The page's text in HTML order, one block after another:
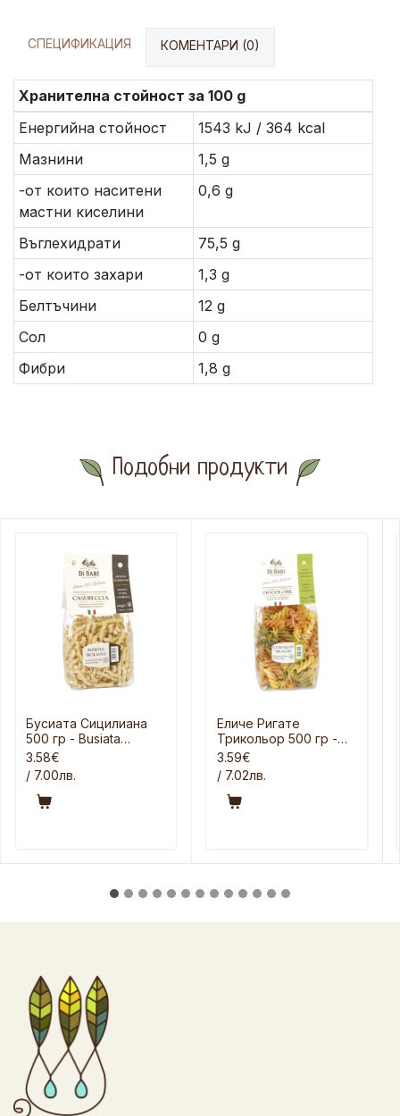
СПЕЦИФИКАЦИЯ КОМЕНТАРИ (0)
Хранителна стойност за 100 g
Енергийна стойност
1543 kJ / 364 kcal
Мазнини
1,5 g
-от които наситени
мастни киселини
0,6 g
Въглехидрати
75,5 g
-от които захари
1,3 g
Белтъчини
12 g
Сол
0 g
Фибри
1,8 g
Подобни продукти
Бусиата Сицилиана
500 гр - Busiata
Siciliana
3.58€
/ 7.00лв.
Еличе Ригате
Трикольор 500 гр -
Eliche Rigate
3.59€
/ 7.02лв.